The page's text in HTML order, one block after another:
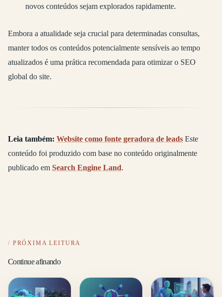
novos conteúdos sejam explorados rapidamente.
Embora a atualidade seja crucial para determinadas consultas,
manter todos os conteúdos potencialmente sensíveis ao tempo
atualizados é uma prática recomendada para otimizar o SEO
global do site.
Leia também: Website como fonte geradora de leads Este
conteúdo foi produzido com base no conteúdo originalmente
publicado em Search Engine Land.
PRÓXIMA LEITURA
Continue afinando